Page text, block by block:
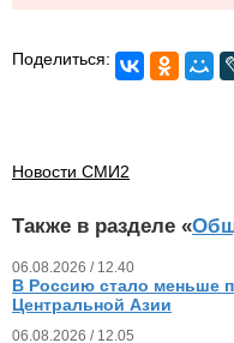
Поделиться:
Новости СМИ2
Также в разделе «
06.08.2026 / 12.40
В Россию стало меньше
Центральной Азии
06.08.2026 / 12.05